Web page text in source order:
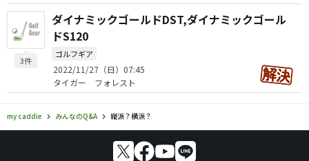
3件
ダイナミックゴールドDST,ダイナミックゴール
ドS120
ゴルフギア
2022/11/27（日）07:45
タイガー フォレスト
my caddie みんなのQ&A 縦派？横派？